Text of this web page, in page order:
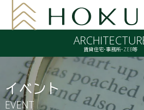
賃貸住宅・事務所・ZEB等
イベント
EVENT